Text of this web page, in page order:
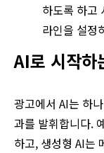
하도록 하고
라인을 설정
AI로 시작하
광고에서 AI는 하
과를 발휘합니다.
하고, 생성형 AI는